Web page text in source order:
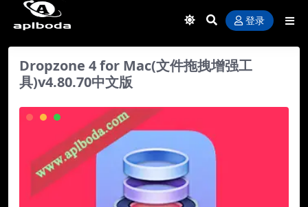
登录
Dropzone 4 for Mac(文件拖拽增强工
具)v4.80.70中文版